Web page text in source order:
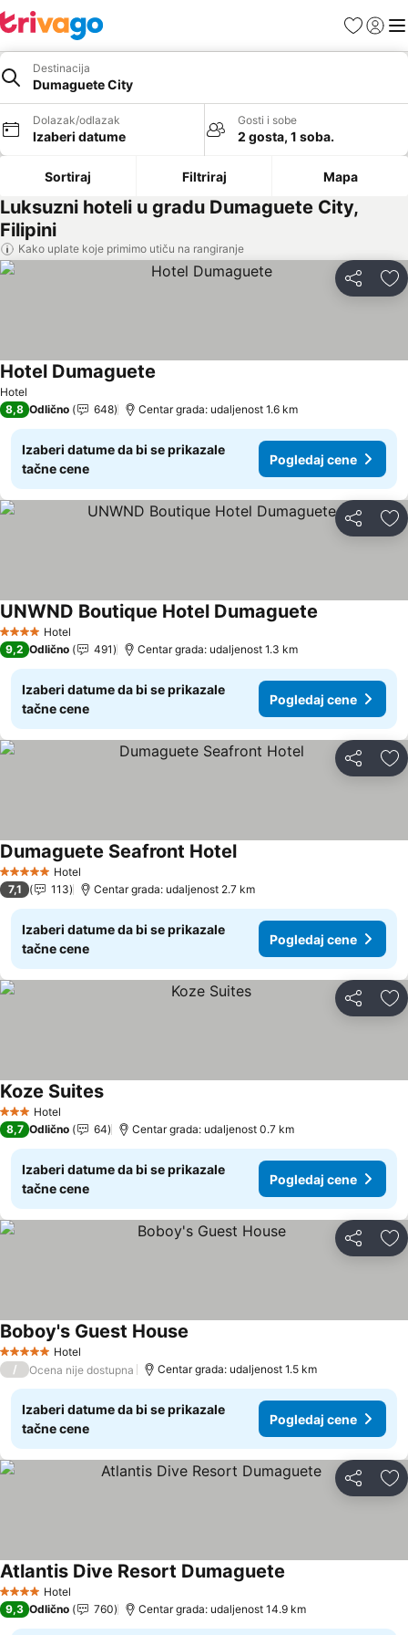
FavoritiPrijavi
Destinacija
Dumaguete City
Dolazak/odlazak
Izaberi datume
Gosti i sobe
2 gosta, 1 soba.
Sortiraj Filtriraj Mapa
Luksuzni hoteli u gradu Dumaguete City,
Filipini
Kako uplate koje primimo utiču na rangiranje
Deli
Hotel
Hotel Dumaguete
8,8 Odlično 648 Centar grada: udaljenost 1.6 km
Izaberi datume da bi se prikazale
tačne cene
Pogledaj cene
Deli
4 ZvezdiceHotel
UNWND Boutique Hotel Dumaguete
9,2 Odlično 491 Centar grada: udaljenost 1.3 km
Izaberi datume da bi se prikazale
tačne cene
Pogledaj cene
Deli
5 ZvezdiceHotel
Dumaguete Seafront Hotel
7,1 113 Centar grada: udaljenost 2.7 km
Izaberi datume da bi se prikazale
tačne cene
Pogledaj cene
Deli
3 Zvezdice
Hotel
Koze Suites
8,7 Odlično 64 Centar grada: udaljenost 0.7 km
Izaberi datume da bi se prikazale
tačne cene
Pogledaj cene
Deli
5 ZvezdiceHotel
Boboy's Guest House
/ Ocena nije dostupna Centar grada: udaljenost 1.5 km
Izaberi datume da bi se prikazale
tačne cene
Pogledaj cene
Deli
4 ZvezdiceHotel
Atlantis Dive Resort Dumaguete
9,3 Odlično 760 Centar grada: udaljenost 14.9 km